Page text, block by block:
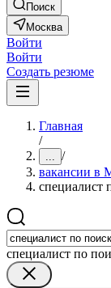
Поиск
Москва
Войти
Войти
Создать резюме
Главная
/
... /
вакансии в
специалист
специалист по